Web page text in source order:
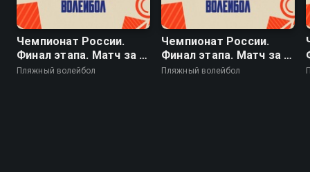
Чемпионат России.
Финал этапа. Матч за 1-
е место. Мужчины
Пляжный волейбол
Чемпионат России.
Финал этапа. Матч за 3-
е место. Женщины
Пляжный волейбол